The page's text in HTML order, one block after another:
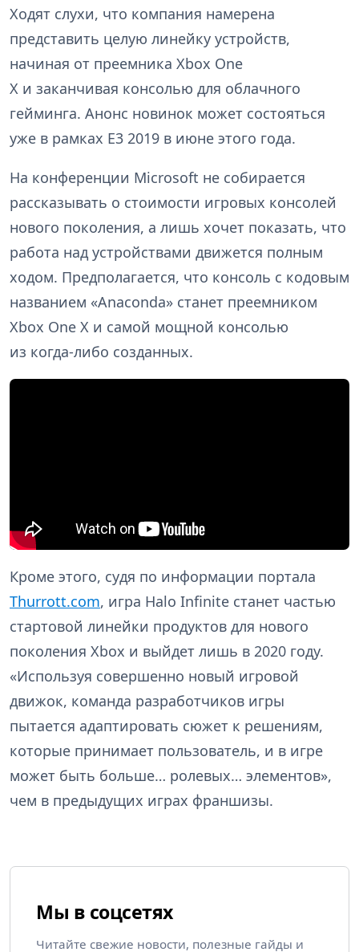
Ходят слухи, что компания намерена
представить целую линейку устройств,
начиная от преемника Xbox One
X и заканчивая консолью для облачного
гейминга. Анонс новинок может состояться
уже в рамках E3 2019 в июне этого года.
На конференции Microsoft не собирается
рассказывать о стоимости игровых консолей
нового поколения, а лишь хочет показать, что
работа над устройствами движется полным
ходом. Предполагается, что консоль с кодовым
названием «Anaconda» станет преемником
Xbox One X и самой мощной консолью
из когда-либо созданных.
Кроме этого, судя по информации портала
Thurrott.com, игра Halo Infinite станет частью
стартовой линейки продуктов для нового
поколения Xbox и выйдет лишь в 2020 году.
«Используя совершенно новый игровой
движок, команда разработчиков игры
пытается адаптировать сюжет к решениям,
которые принимает пользователь, и в игре
может быть больше… ролевых… элементов»,
чем в предыдущих играх франшизы.
Мы в соцсетях
Читайте свежие новости, полезные гайды и